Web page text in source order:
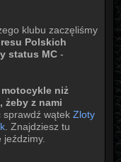
klubu zaczęliśmy
Polskich
status MC-
niż
żeby z nami
sprawdź wątek Zloty
. Znajdziesz tu